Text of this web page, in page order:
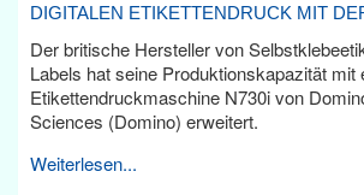
DIGITALEN ETIKETTENDRUCK MIT
Der britische Hersteller von
Labels hat seine Produktionskapazität mit
Etikettendruckmaschine N730i von
Sciences (Domino) erweitert.
Weiterlesen...